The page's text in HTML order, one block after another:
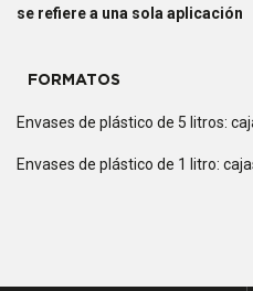
se refiere a una sola aplicación
FORMATOS
Envases de plástico de 5 litros:
Envases de plástico de 1 litro: